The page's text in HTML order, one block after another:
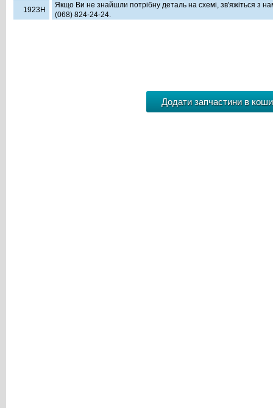
1923H
Якщо Ви не знайшли потрібну деталь на схемі, зв'яжіться з
(068) 824-24-24.